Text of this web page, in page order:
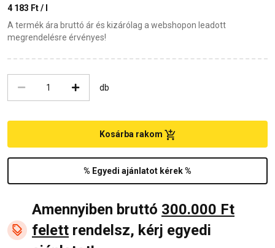
4 183 Ft / l
A termék ára bruttó ár és kizárólag a webshopon leadott
megrendelésre érvényes!
db
% Egyedi ajánlatot kérek %
Kosárba rakom
Amennyiben bruttó 300.000 Ft
felett rendelsz, kérj egyedi